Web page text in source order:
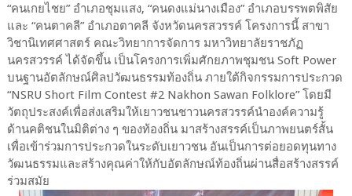
“คนเกยไชย” อำเภอชุมแสง, “คนดงแม่นางเมือง” อำเภอบรรพตพิสัย
และ “คนตาคลี” อำเภอตาคลี จังหวัดนครสวรรค์ โครงการนี้ สาขา
วิชานิเทศศาสตร์ คณะวิทยาการจัดการ มหาวิทยาลัยราชภัฏ
นครสวรรค์ ได้จัดขึ้น เป็นโครงการเพิ่มศักยภาพชุมชน Soft Power
บนฐานอัตลักษณ์ศิลปวัฒนธรรมท้องถิ่น ภายใต้กิจกรรมการประกวด
“NSRU Short Film Contest #2 Nakhon Sawan Folklore” โดยมี
วัตถุประสงค์เพื่อส่งเสริมให้เยาวชนชาวนครสวรรค์นำองค์ความรู้
ด้านคติชนในมิติต่าง ๆ ของท้องถิ่น มาสร้างสรรค์เป็นภาพยนตร์สั้น
เพื่อเข้าร่วมการประกวดในระดับเยาวชน อันเป็นการต่อยอดทุนทาง
วัฒนธรรมและสร้างคุณค่าให้กับอัตลักษณ์ท้องถิ่นผ่านสื่อสร้างสรรค์
ร่วมสมัย